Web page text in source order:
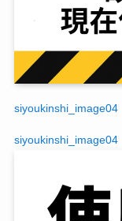
siyoukinshi_image04
siyoukinshi_image04